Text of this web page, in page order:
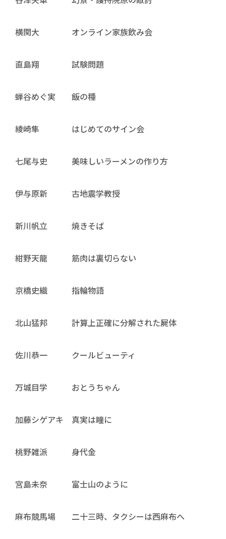
横関大 オンライン家族飲み会
直島翔 試験問題
蝉谷めぐ実 飯の種
綾崎隼 はじめてのサイン会
七尾与史 美味しいラーメンの作り方
伊与原新 古地震学教授
新川帆立 焼きそば
紺野天龍 筋肉は裏切らない
京橋史織 指輪物語
北山猛邦 計算上正確に分解された屍体
佐川恭一 クールビューティ
万城目学 おとうちゃん
加藤シゲアキ 真実は瞳に
桃野雑派 身代金
宮島未奈 富士山のように
麻布競馬場 二十三時、タクシーは西麻布へ